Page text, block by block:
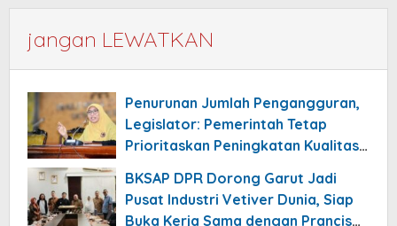
jangan LEWATKAN
Penurunan Jumlah Pengangguran,
Legislator: Pemerintah Tetap
Prioritaskan Peningkatan Kualitas
BKSAP DPR Dorong Garut Jadi
Pusat Industri Vetiver Dunia, Siap
Buka Kerja Sama dengan Prancis